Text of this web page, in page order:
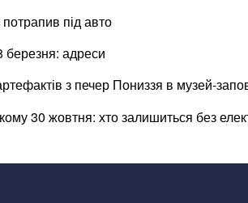
під авто
березня: адреси
з печер Пониззя в музей-
30 жовтня: хто залишиться без